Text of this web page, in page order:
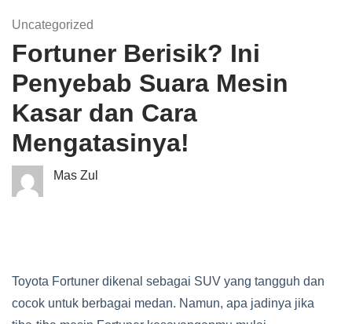
Uncategorized
Fortuner Berisik? Ini
Penyebab Suara Mesin
Kasar dan Cara
Mengatasinya!
Mas Zul
Toyota Fortuner dikenal sebagai SUV yang tangguh dan
cocok untuk berbagai medan. Namun, apa jadinya jika